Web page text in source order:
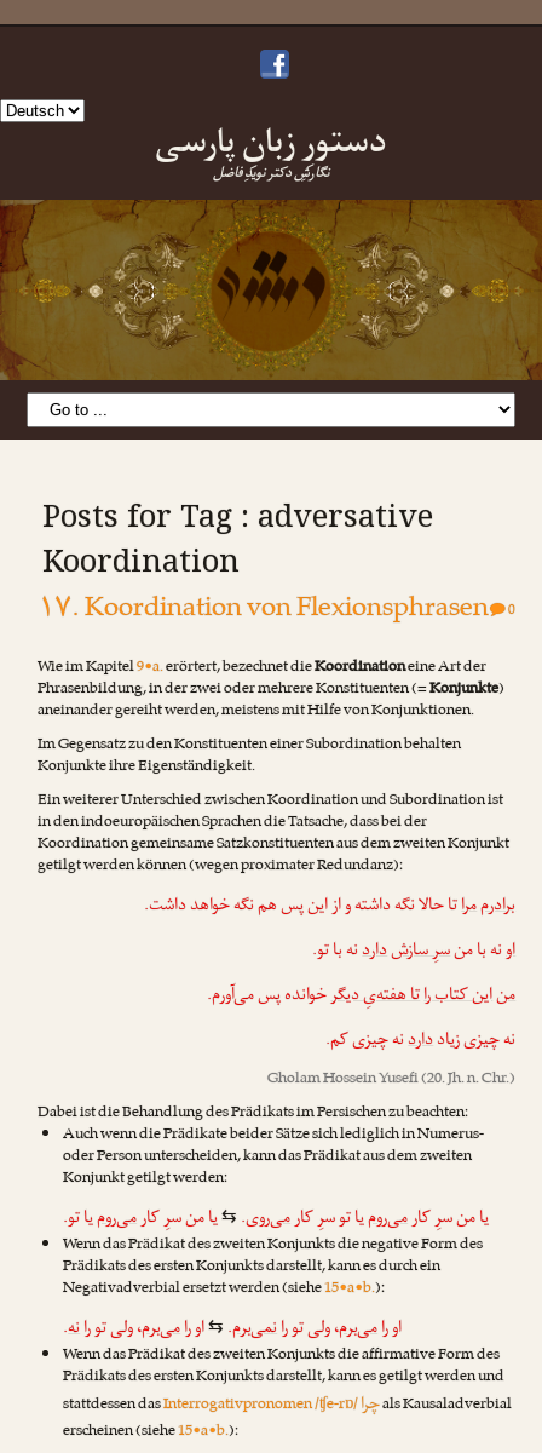
Sprache
دستورِ زبانِ پارسی
نگارشِ دکتر نویدِ فاضل
Posts for Tag : adversative
Koordination
۱۷. Koordination von Flexionsphrasen 0
Wie im Kapitel9•a.erörtert, bezechnet dieKoordinationeine Art der
Phrasenbildung, in der zwei oder mehrere Konstituenten (=Konjunkte)
aneinander gereiht werden, meistens mit Hilfe von Konjunktionen.
Im Gegensatz zu den Konstituenten einer Subordination behalten
Konjunkte ihre Eigenständigkeit.
Ein weiterer Unterschied zwischen Koordination und Subordination ist
in den indoeuropäischen Sprachen die Tatsache, dass bei der
Koordination gemeinsame Satzkonstituenten aus dem zweiten Konjunkt
getilgt werden können (wegen proximater Redundanz):
برادرممراتا حالا نگه داشته و از این پس هم نگه خواهد داشت.
اونه با منسرِ سازشداردنه با تو.
مناین کتاب راتا هفته‌یِ دیگرخوانده پس می‌آورم.
نه چیزی زیادداردنه چیزی کم.
Gholam Hossein Yusefi(20. Jh. n. Chr.)
Dabei ist die Behandlung des Prädikats im Persischen zu beachten:
Auch wenn die Prädikate beider Sätze sich lediglich in Numerus-
oder Person unterscheiden, kann das Prädikat aus dem zweiten
Konjunkt getilgt werden:
یا من سرِ کارمی‌رومیا تو سرِ کارمی‌روی.
⇆ یا من سرِ کارمی‌رومیا تو.
Wenn das Prädikat des zweiten Konjunkts die negative Form des
Prädikats des ersten Konjunkts darstellt, kann es durch ein
Negativadverbial ersetzt werden (siehe15•a•b.):
او رامی‌برم، ولی تو رانمی‌برم.
⇆ او رامی‌برم، ولی تو رانه.
Wenn das Prädikat des zweiten Konjunkts die affirmative Form des
Prädikats des ersten Konjunkts darstellt, kann es getilgt werden und
stattdessen dasInterrogativpronomen /ʧe-rɒ/چراals Kausaladverbial
erscheinen (siehe15•a•b.):